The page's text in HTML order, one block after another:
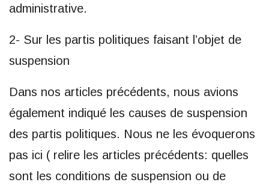
administrative.
2- Sur les partis politiques faisant l’objet de
suspension
Dans nos articles précédents, nous avions
également indiqué les causes de suspension
des partis politiques. Nous ne les évoquerons
pas ici ( relire les articles précédents: quelles
sont les conditions de suspension ou de